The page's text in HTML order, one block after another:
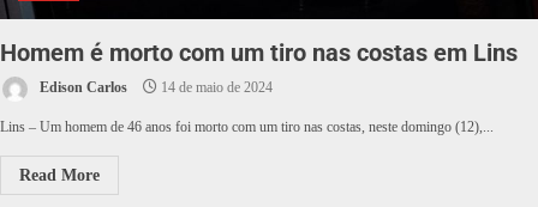
Homem é morto com um tiro nas costas em Lins
Edison Carlos 14 de maio de 2024
Lins – Um homem de 46 anos foi morto com um tiro nas costas, neste domingo (12),...
Read More